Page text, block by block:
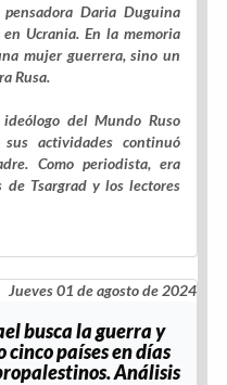
Daria Duguina
Ucrania. En la memoria
mujer guerrera, sino un
Rusa.
del Mundo Ruso
actividades continuó
Como periodista, era
de Tsargrad y los lectores
Jueves 01 de agosto de 2024
busca la guerra y
países en días
Análisis